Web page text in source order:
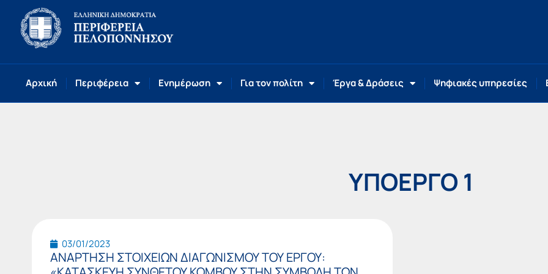
Αρχική Περιφέρεια Ενημέρωση Για τον πολίτη Έργα & Δράσεις Ψηφιακές υπηρεσίες
ΥΠΟΕΡΓΟ 1
03/01/2023
ΑΝΑΡΤΗΣΗ ΣΤΟΙΧΕΙΩΝ ΔΙΑΓΩΝΙΣΜΟΥ ΤΟΥ ΕΡΓΟΥ: